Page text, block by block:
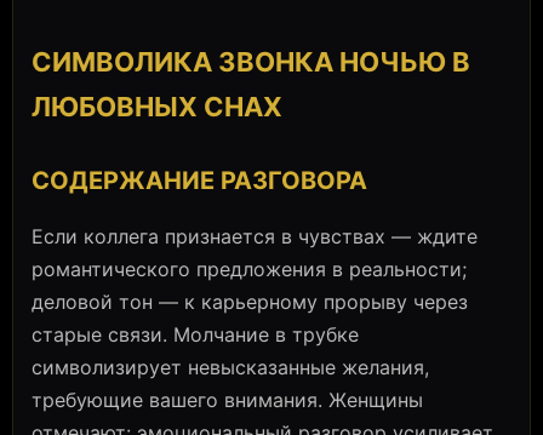
СИМВОЛИКА ЗВОНКА НОЧЬЮ В
ЛЮБОВНЫХ СНАХ
СОДЕРЖАНИЕ РАЗГОВОРА
Если коллега признается в чувствах — ждите
романтического предложения в реальности;
деловой тон — к карьерному прорыву через
старые связи. Молчание в трубке
символизирует невысказанные желания,
требующие вашего внимания. Женщины